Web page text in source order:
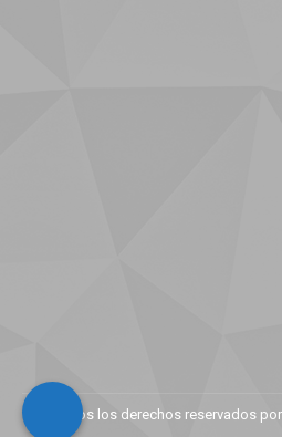
Todos los derechos reservados